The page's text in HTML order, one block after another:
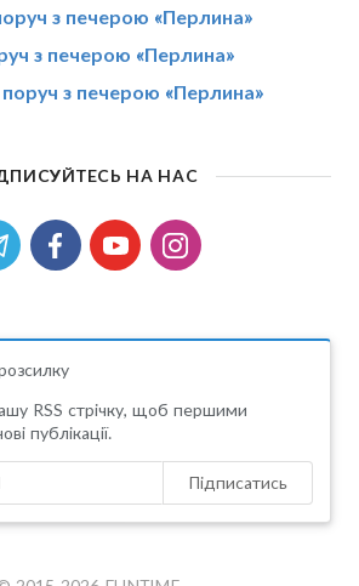
з печерою «Перлина»
з печерою «Перлина»
з печерою «Перлина»
НА НАС
RSS стрічку, щоб першими
публікації.
Підписатись